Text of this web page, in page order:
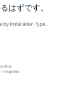
はずです。